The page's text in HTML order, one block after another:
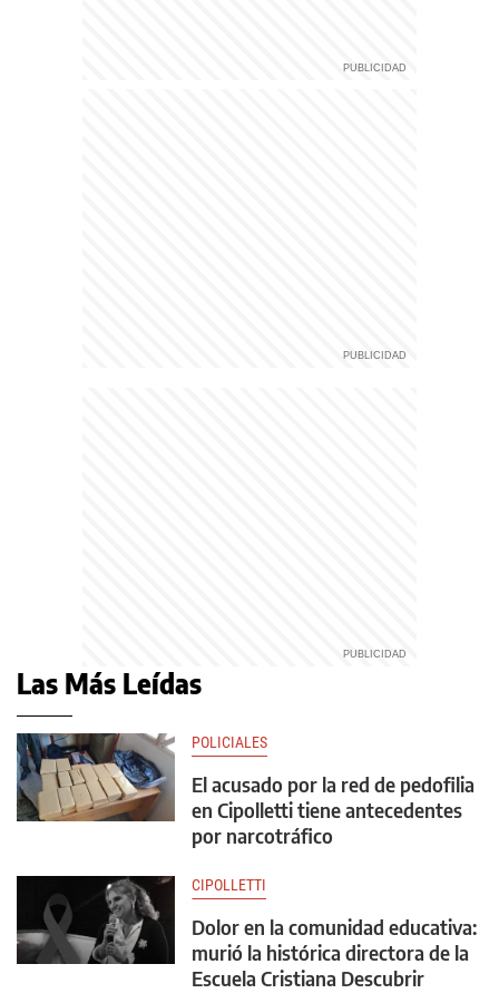
Las Más Leídas
POLICIALES
El acusado por la red de pedofilia
en Cipolletti tiene antecedentes
por narcotráfico
CIPOLLETTI
Dolor en la comunidad educativa:
murió la histórica directora de la
Escuela Cristiana Descubrir